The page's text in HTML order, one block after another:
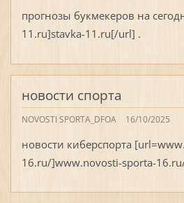
прогнозы букмекеров на
11.ru]stavka-11.ru[/url] .
новости спорта
NOVOSTI SPORTA_DFOA 16/10/2025
новости киберспорта
16.ru/]www.novosti-sporta-